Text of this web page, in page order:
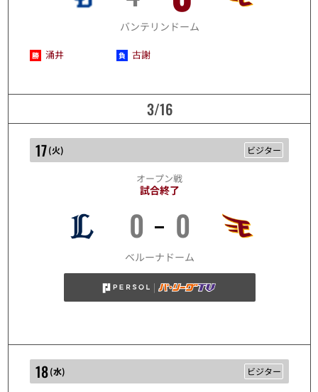
バンテリンドーム
涌井 古謝
3/16
3/17
17(火) ビジター
オープン戦
試合終了
0 0
ベルーナドーム
18(水) ビジター